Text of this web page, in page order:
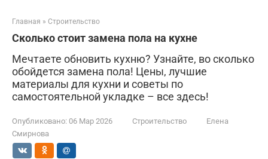
Главная » Строительство
Сколько стоит замена пола на кухне
Мечтаете обновить кухню? Узнайте, во сколько
обойдется замена пола! Цены, лучшие
материалы для кухни и советы по
самостоятельной укладке – все здесь!
Опубликовано: 06 Мар 2026 Строительство
Елена
Смирнова